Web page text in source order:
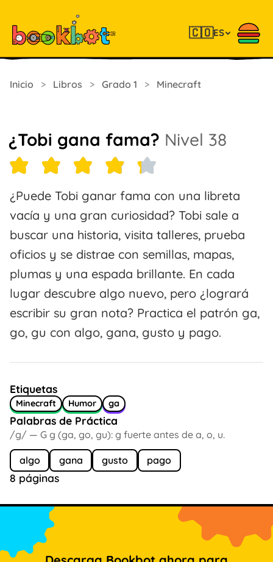
🇨🇴ES
Inicio > Libros > Grado 1 > Minecraft
¿Tobi gana fama? Nivel 38
¿Puede Tobi ganar fama con una libreta
vacía y una gran curiosidad? Tobi sale a
buscar una historia, visita talleres, prueba
oficios y se distrae con semillas, mapas,
plumas y una espada brillante. En cada
lugar descubre algo nuevo, pero ¿logrará
escribir su gran nota? Practica el patrón ga,
go, gu con algo, gana, gusto y pago.
Etiquetas
Minecraft Humor ga
Palabras de Práctica
/g/ — G g (ga, go, gu): g fuerte antes de a, o, u.
algo gana gusto pago
8 páginas